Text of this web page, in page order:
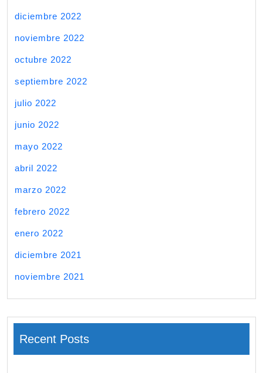
diciembre 2022
noviembre 2022
octubre 2022
septiembre 2022
julio 2022
junio 2022
mayo 2022
abril 2022
marzo 2022
febrero 2022
enero 2022
diciembre 2021
noviembre 2021
Recent Posts